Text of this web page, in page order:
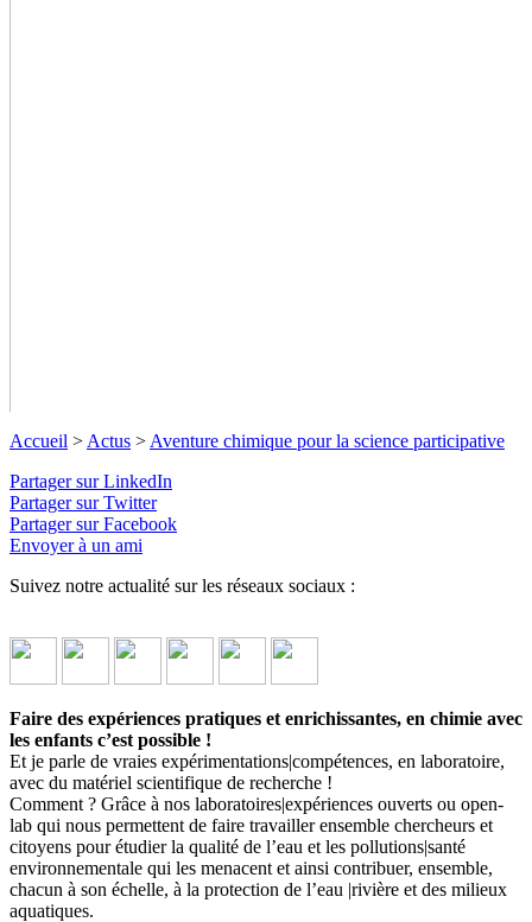
Aventure chimique pour la science
participative
↓ Lire le descriptif détaillé plus bas ↓
Accueil > Actus > Aventure chimique pour la science participative
Partager sur LinkedIn
Partager sur Twitter
Partager sur Facebook
Envoyer à un ami
Suivez notre actualité sur les réseaux sociaux :
Faire des expériences pratiques et enrichissantes, en chimie avec
les enfants c’est possible !
Et je parle de vraies expérimentations|compétences, en laboratoire,
avec du matériel scientifique de recherche !
Comment ? Grâce à nos laboratoires|expériences ouverts ou open-
lab qui nous permettent de faire travailler ensemble chercheurs et
citoyens pour étudier la qualité de l’eau et les pollutions|santé
environnementale qui les menacent et ainsi contribuer, ensemble,
chacun à son échelle, à la protection de l’eau |rivière et des milieux
aquatiques.